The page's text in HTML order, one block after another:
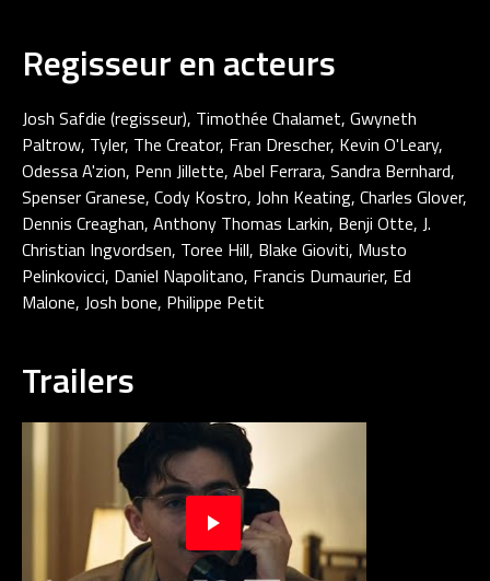
Regisseur en acteurs
Josh Safdie (regisseur), Timothée Chalamet, Gwyneth
Paltrow, Tyler, The Creator, Fran Drescher, Kevin O'Leary,
Odessa A'zion, Penn Jillette, Abel Ferrara, Sandra Bernhard,
Spenser Granese, Cody Kostro, John Keating, Charles Glover,
Dennis Creaghan, Anthony Thomas Larkin, Benji Otte, J.
Christian Ingvordsen, Toree Hill, Blake Gioviti, Musto
Pelinkovicci, Daniel Napolitano, Francis Dumaurier, Ed
Malone, Josh bone, Philippe Petit
Trailers